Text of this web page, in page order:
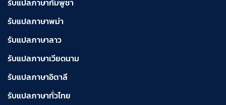
รับแปลภาษากัมพูชา
รับแปลภาษาพม่า
รับแปลภาษาลาว
รับแปลภาษาเวียดนาม
รับแปลภาษาอิตาลี
รับแปลภาษาทั่วไทย